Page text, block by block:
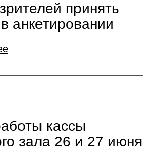
принять
анкетировании
кассы
зала 26 и 27 июня